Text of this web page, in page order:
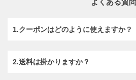
1.クーポンはどのように使えますか？
2.送料は掛かりますか？